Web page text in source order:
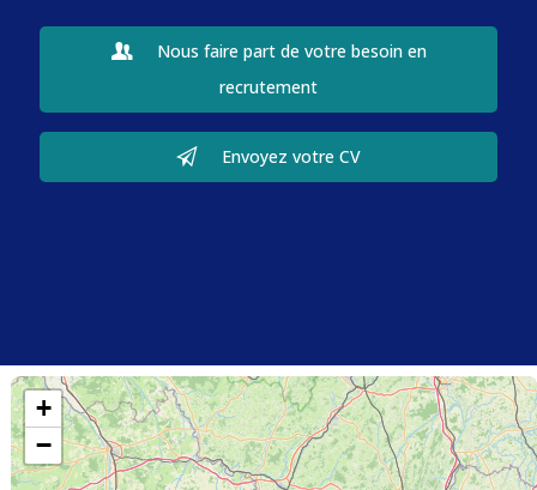
Nous faire part de votre besoin en
recrutement
Envoyez votre CV
+
−